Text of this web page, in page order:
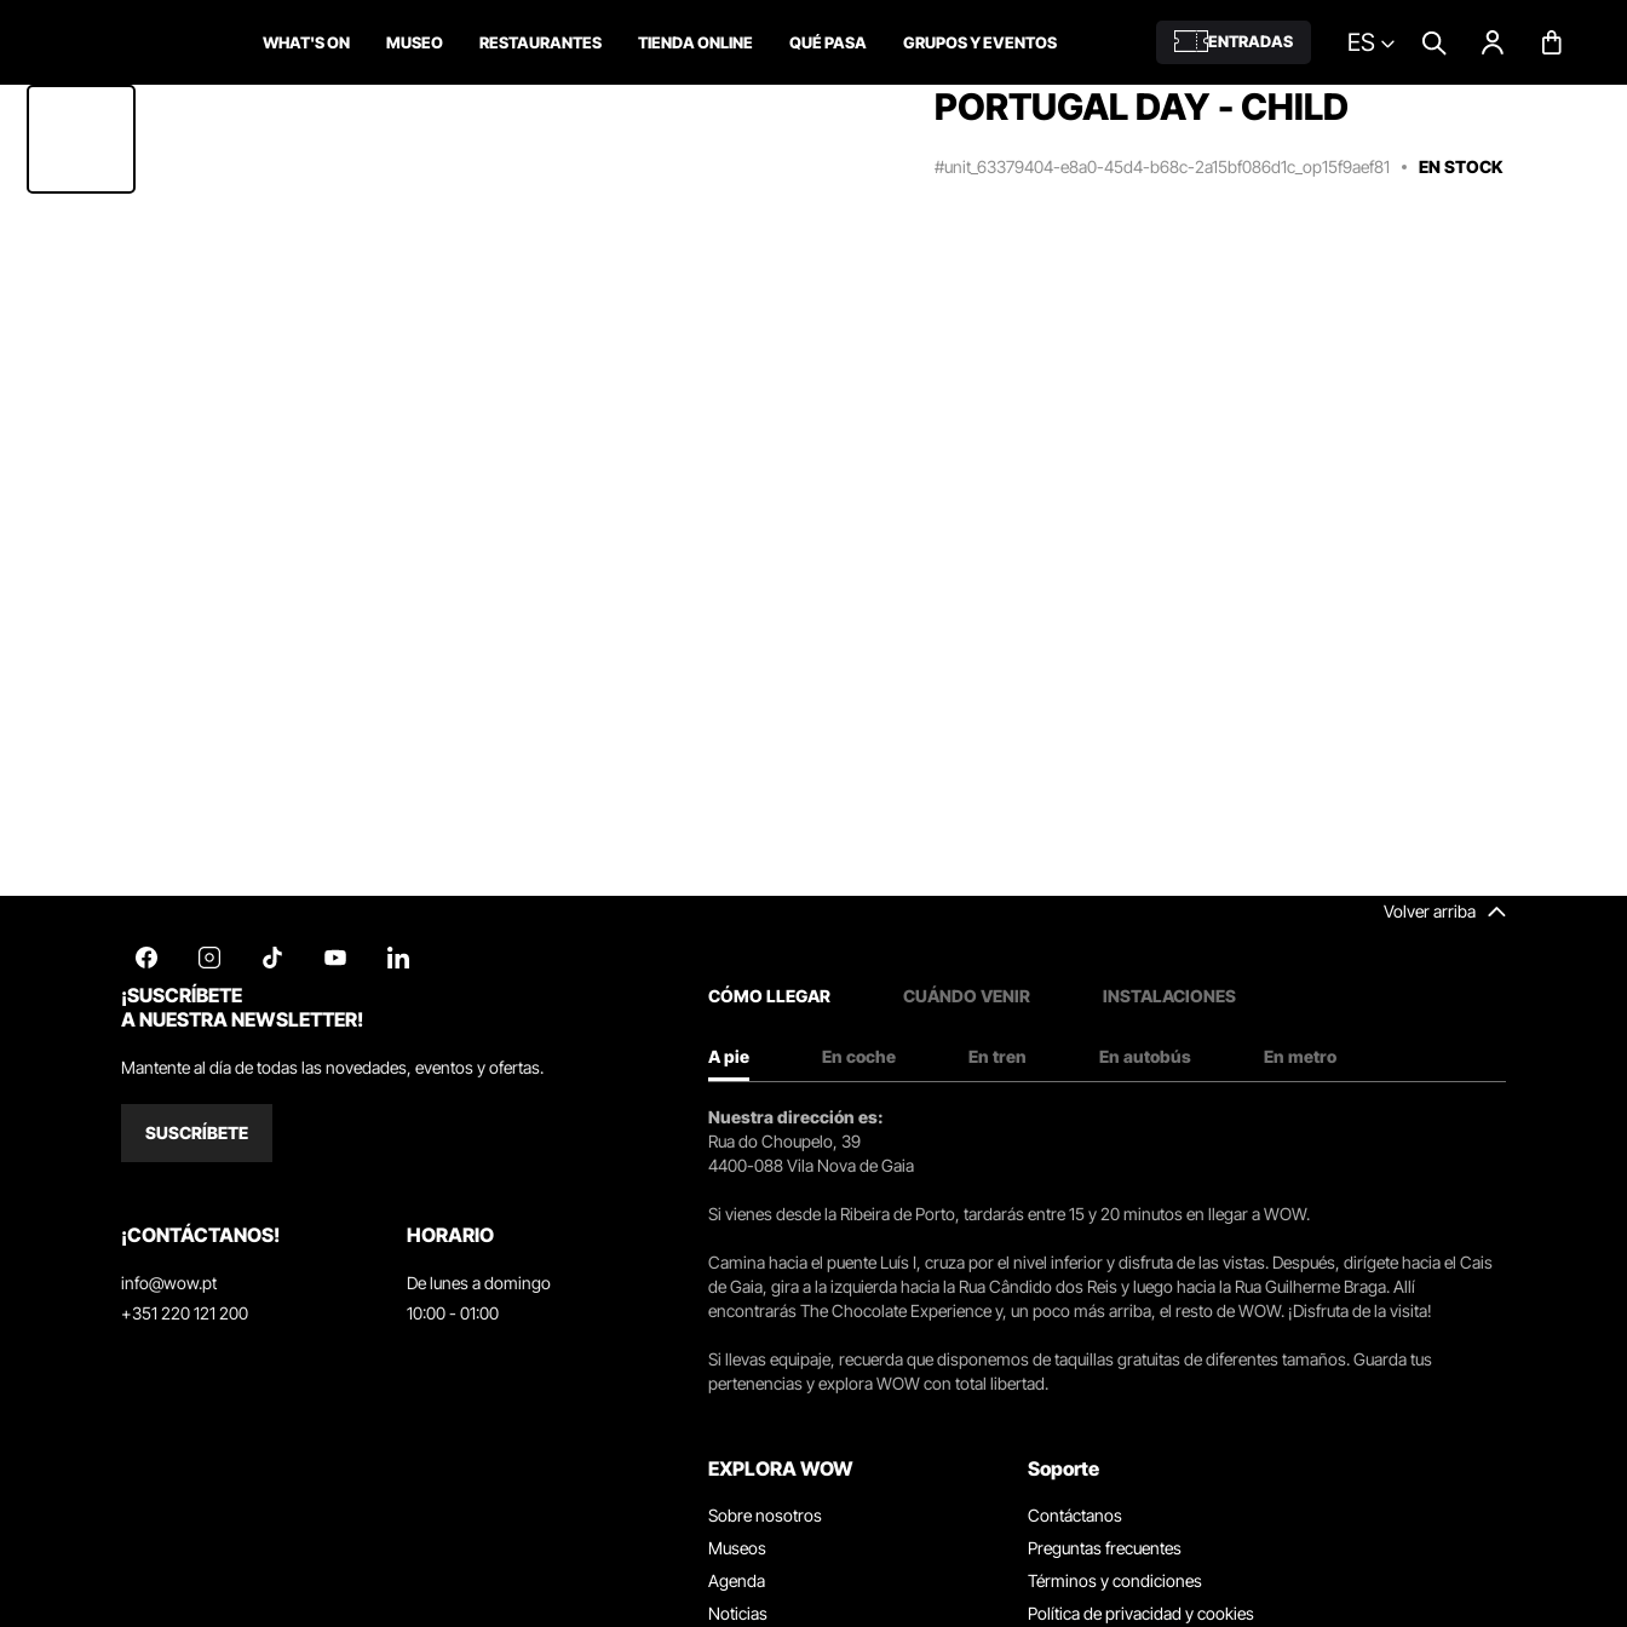
WHAT'S ON MUSEO RESTAURANTES TIENDA ONLINE QUÉ PASA GRUPOS Y EVENTOS ENTRADAS ES
PORTUGAL DAY - CHILD
#unit_63379404-e8a0-45d4-b68c-2a15bf086d1c_op15f9aef81 EN STOCK
Volver arriba
¡SUSCRÍBETE
A NUESTRA NEWSLETTER!
Mantente al día de todas las novedades, eventos y ofertas.
SUSCRÍBETE
¡CONTÁCTANOS!
info@wow.pt
+351 220 121 200
HORARIO
De lunes a domingo
10:00 - 01:00
CÓMO LLEGAR CUÁNDO VENIR INSTALACIONES
A pie En coche En tren En autobús En metro
Nuestra dirección es:
Rua do Choupelo, 39
4400-088 Vila Nova de Gaia
Si vienes desde la Ribeira de Porto, tardarás entre 15 y 20 minutos en llegar a WOW.
Camina hacia el puente Luís I, cruza por el nivel inferior y disfruta de las vistas. Después, dirígete hacia el Cais
de Gaia, gira a la izquierda hacia la Rua Cândido dos Reis y luego hacia la Rua Guilherme Braga. Allí
encontrarás The Chocolate Experience y, un poco más arriba, el resto de WOW. ¡Disfruta de la visita!
Si llevas equipaje, recuerda que disponemos de taquillas gratuitas de diferentes tamaños. Guarda tus
pertenencias y explora WOW con total libertad.
EXPLORA WOW
Sobre nosotros
Museos
Agenda
Noticias
Soporte
Contáctanos
Preguntas frecuentes
Términos y condiciones
Política de privacidad y cookies